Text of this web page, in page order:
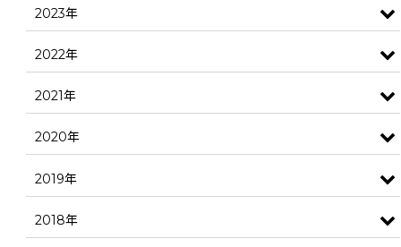
2023年
2022年
2021年
2020年
2019年
2018年